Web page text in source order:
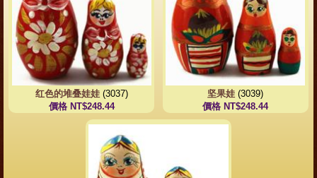
红色的堆叠娃娃(3037)
價格 NT$248.44
坚果娃 (3039)
價格 NT$248.44